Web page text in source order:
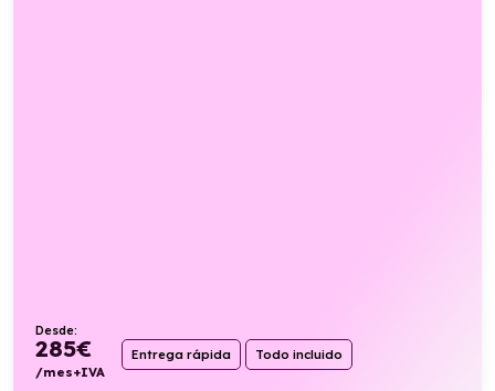
Desde:
285€
/mes+IVA
Entrega rápida Todo incluido